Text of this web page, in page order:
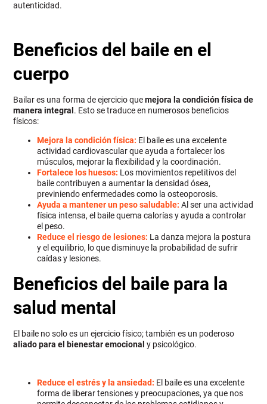
autenticidad.
Beneficios del baile en el
cuerpo
Bailar es una forma de ejercicio quemejora la condición física de
manera integral . Esto se traduce en numerosos beneficios
físicos:
Mejora la condición física: El baile es una excelente
actividad cardiovascular que ayuda a fortalecer los
músculos, mejorar la flexibilidad y la coordinación.
Fortalece los huesos: Los movimientos repetitivos del
baile contribuyen a aumentar la densidad ósea,
previniendo enfermedades como la osteoporosis.
Ayuda a mantener un peso saludable: Al ser una actividad
física intensa, el baile quema calorías y ayuda a controlar
el peso.
Reduce el riesgo de lesiones: La danza mejora la postura
y el equilibrio, lo que disminuye la probabilidad de sufrir
caídas y lesiones.
Beneficios del baile para la
salud mental
El baile no solo es un ejercicio físico; también es un poderoso
aliado para el bienestar emocional y psicológico.
Reduce el estrés y la ansiedad: El baile es una excelente
forma de liberar tensiones y preocupaciones, ya que nos